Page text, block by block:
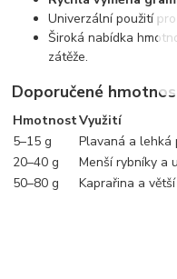
Univerzální použití
Široká nabídka
zátěže.
Doporučené
HmotnostVyužití
5–15 g
Plavaná a lehká
20–40 g
Menší rybníky a
50–80 g
Kaprařina a